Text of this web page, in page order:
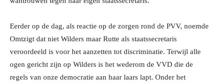
Eerder op de dag, als reactie op de zorgen rond de PVV, noemde
Omtzigt dat niet Wilders maar Rutte als staatssecretaris
veroordeeld is voor het aanzetten tot discriminatie. Terwijl alle
ogen gericht zijn op Wilders is het wederom de VVD die de
regels van onze democratie aan haar laars lapt. Onder het